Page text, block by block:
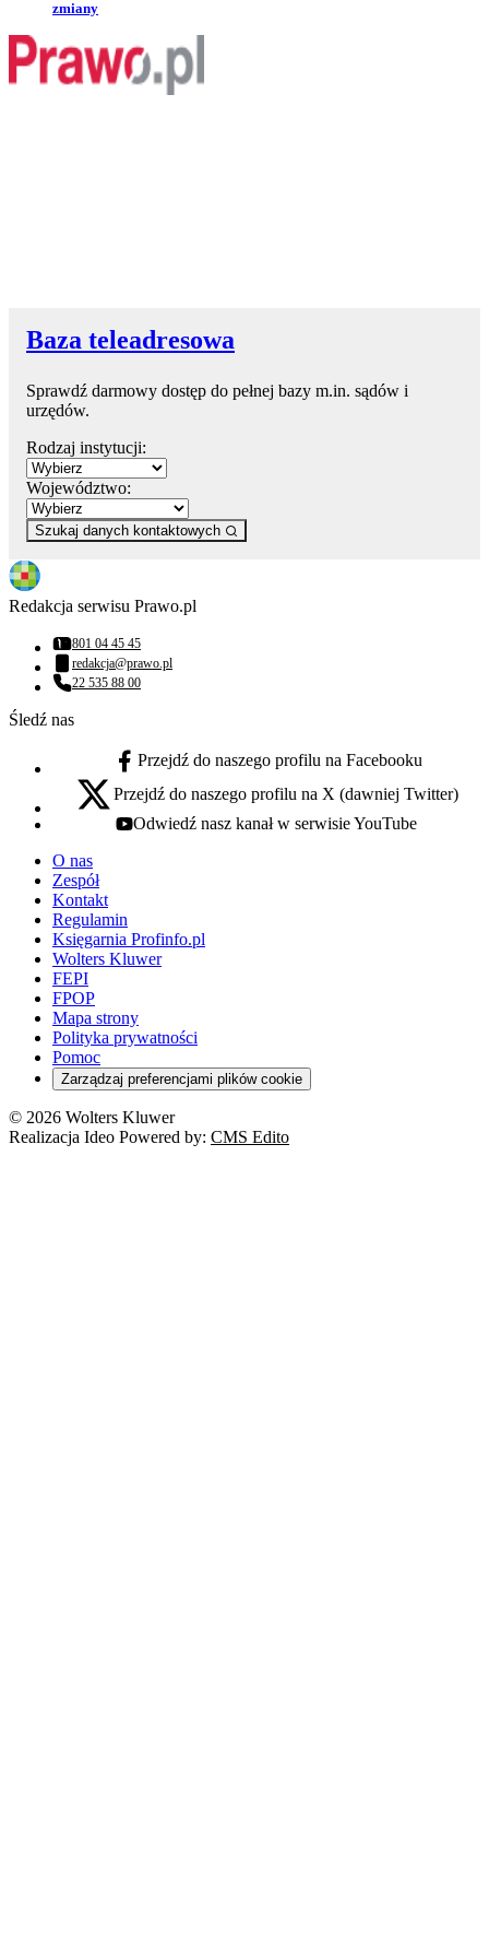
zmiany
Baza teleadresowa
Sprawdź darmowy dostęp do pełnej bazy m.in. sądów i
urzędów.
Rodzaj instytucji:
Województwo:
Szukaj danych kontaktowych
Redakcja serwisu Prawo.pl
Numer telefonu:
801 04 45 45
Adres email:
redakcja@prawo.pl
Numer telefonu:
22 535 88 00
Śledź nas
facebook - otwiera się w nowej karcie
Przejdź do naszego profilu na Facebooku
x - otwiera się w nowej karcie
Przejdź do naszego profilu na X (dawniej Twitter)
youtube - otwiera się w nowej karcie
Odwiedź nasz kanał w serwisie YouTube
O nas
Zespół
Kontakt
Regulamin
Księgarnia Profinfo.pl
Wolters Kluwer
FEPI
FPOP
Mapa strony
Polityka prywatności
Pomoc
Zarządzaj preferencjami plików cookie
© 2026 Wolters Kluwer
Realizacja Ideo Powered by: CMS Edito